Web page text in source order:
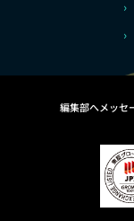
編集部へメッセ